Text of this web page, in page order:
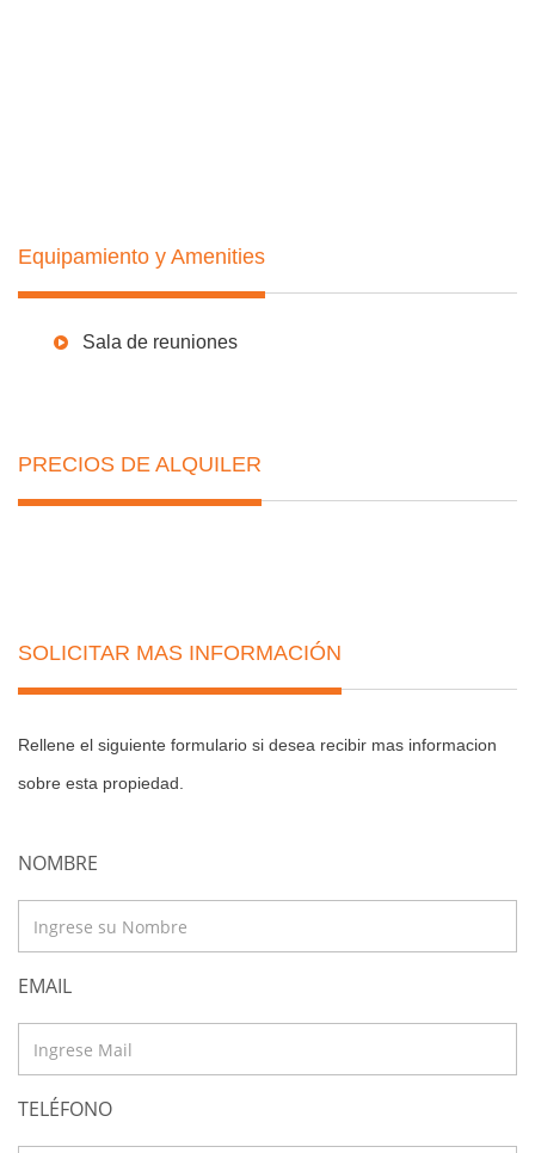
Equipamiento y Amenities
Sala de reuniones
PRECIOS DE ALQUILER
SOLICITAR MAS INFORMACIÓN
Rellene el siguiente formulario si desea recibir mas informacion
sobre esta propiedad.
NOMBRE
EMAIL
TELÉFONO